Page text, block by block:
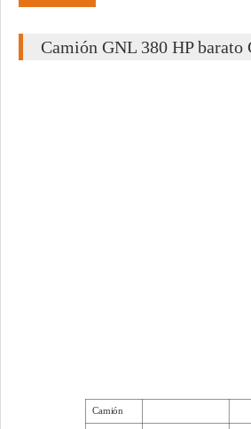
Camión GNL 380 HP barato
Camión